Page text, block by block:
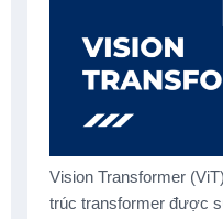
Vision Transformer
trúc transformer được